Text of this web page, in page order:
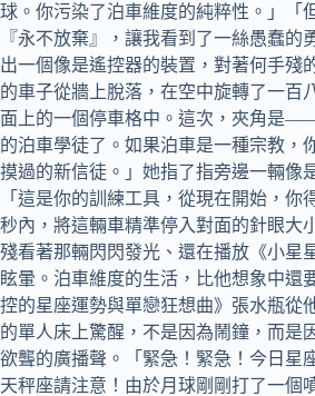
球。你污染了泊車維度的純粹性。」
『永不放棄』，讓我看到了一絲愚蠢的
出一個像是遙控器的裝置，對著何手殘
的車子從牆上脫落，在空中旋轉了一百
面上的一個停車格中。這次，夾角是
的泊車學徒了。如果泊車是一種宗教，
摸過的新信徒。」她指了指旁邊一輛像
「這是你的訓練工具，從現在開始，你
秒內，將這輛車精準停入對面的針眼大
殘看著那輛閃閃發光、還在播放《小星
眩暈。泊車維度的生活，比他想象中還
控的星座運勢與單戀狂想曲》張水瓶從
的單人床上驚醒，不是因為鬧鐘，而是
欲聾的廣播聲。「緊急！緊急！今日星
天秤座請注意！由於月球剛剛打了一個